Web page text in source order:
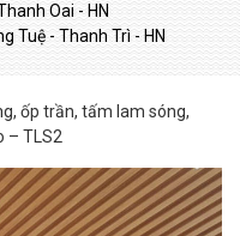
Oai - HN
Tuệ - Thanh Trì - HN
ốp trần, tấm lam sóng,
– TLS2